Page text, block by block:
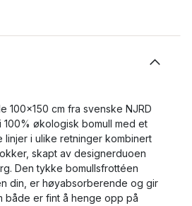
100x150 cm fra svenske NJRD
100% økologisk bomull med et
linjer i ulike retninger kombinert
skapt av designerduoen
Den tykke bomullsfrottéen
din, er høyabsorberende og gir
både er fint å henge opp på